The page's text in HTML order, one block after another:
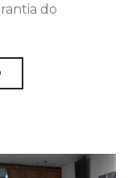
do